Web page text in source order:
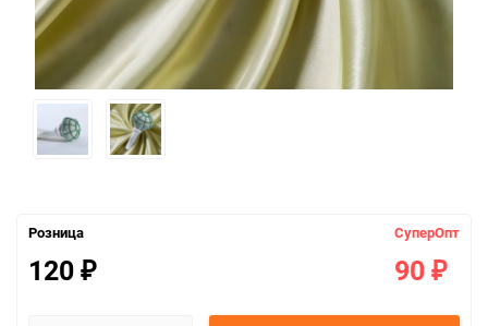
Розница
120 ₽
СуперОпт
90 ₽